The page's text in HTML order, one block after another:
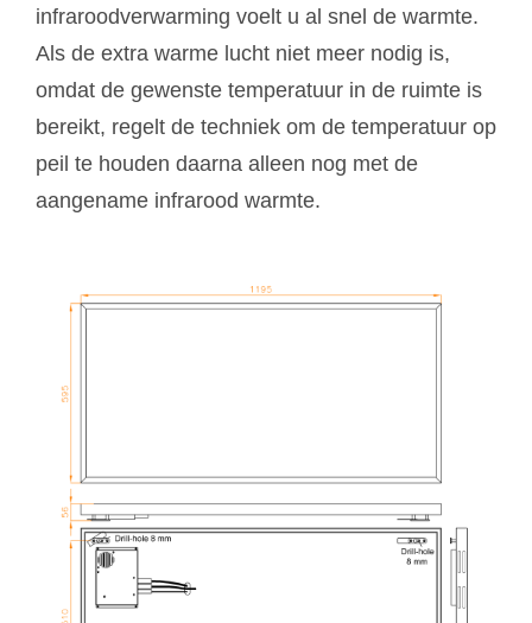
infraroodverwarming voelt u al snel de warmte.
Als de extra warme lucht niet meer nodig is,
omdat de gewenste temperatuur in de ruimte is
bereikt, regelt de techniek om de temperatuur op
peil te houden daarna alleen nog met de
aangename infrarood warmte.